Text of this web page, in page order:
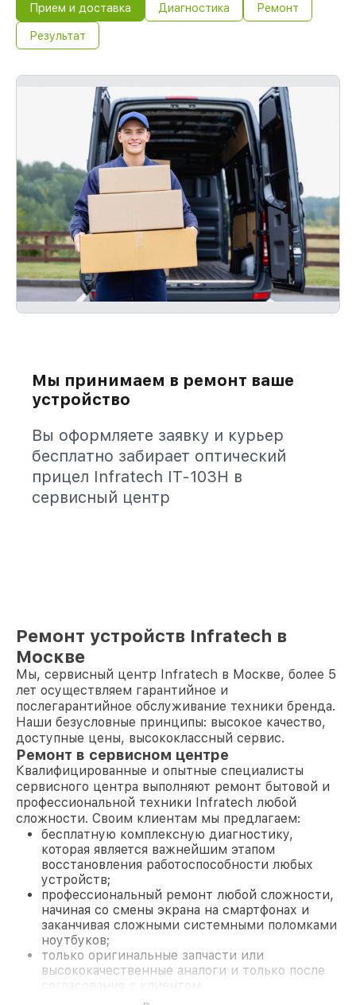
Прием и доставка Диагностика Ремонт
Результат
Мы принимаем в ремонт ваше
устройство
Вы оформляете заявку и курьер
бесплатно забирает оптический
прицел Infratech IT-103Н в
сервисный центр
Ремонт устройств Infratech в
Москве
Мы, сервисный центр Infratech в Москве, более 5
лет осуществляем гарантийное и
послегарантийное обслуживание техники бренда.
Наши безусловные принципы: высокое качество,
доступные цены, высококлассный сервис.
Ремонт в сервисном центре
Квалифицированные и опытные специалисты
сервисного центра выполняют ремонт бытовой и
профессиональной техники Infratech любой
сложности. Своим клиентам мы предлагаем:
бесплатную комплексную диагностику,
которая является важнейшим этапом
восстановления работоспособности любых
устройств;
профессиональный ремонт любой сложности,
начиная со смены экрана на смартфонах и
заканчивая сложными системными поломками
ноутбуков;
только оригинальные запчасти или
высококачественные аналоги и только после
согласования с клиентом.
На все работы и замененные комплектующие